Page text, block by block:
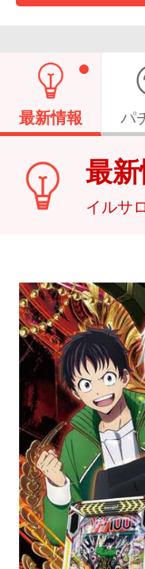
最新情報 パ
最
イルサ